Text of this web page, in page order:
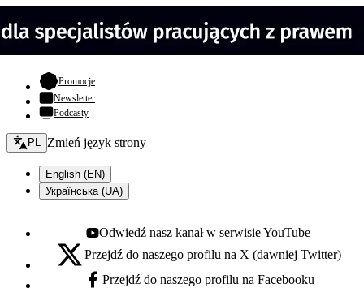
Promocje- otwiera się w nowej karcie
Newsletter
Podcasty
Zmień język - bieżący:
PL Zmień język strony
English (EN)
Українська (UA)
Youtube - otwiera się w nowej karcie
Odwiedź nasz kanał w serwisie YouTube
X - otwiera się w nowej karcie
Przejdź do naszego profilu na X (dawniej Twitter)
Facebook - otwiera się w nowej karcie
Przejdź do naszego profilu na Facebooku